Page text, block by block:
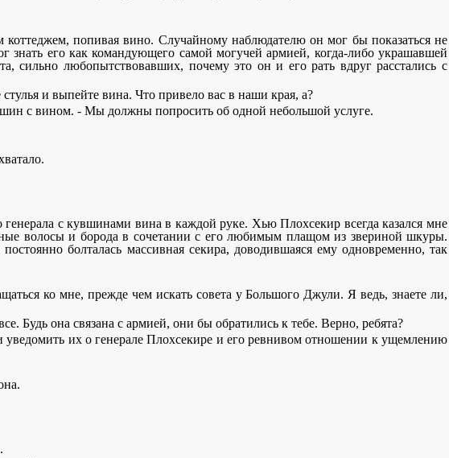
попивая вино. Случайному наблюдателю он мог бы показаться не
его как командующего самой могучей армией, когда-либо украшавшей
сильно любопытствовавших, почему это он и его рать вдруг расстались с
и выпейте вина. Что привело вас в наши края, а?
с вином. - Мы должны попросить об одной небольшой услуге.
с кувшинами вина в каждой руке. Хью Плохсекир всегда казался мне
волосы и борода в сочетании с его любимым плащом из звериной шкуры.
болталась массивная секира, доводившаяся ему одновременно, так
ко мне, прежде чем искать совета у Большого Джули. Я ведь, знаете ли,
Будь она связана с армией, они бы обратились к тебе. Верно, ребята?
их о генерале Плохсекире и его ревнивом отношении к ущемлению